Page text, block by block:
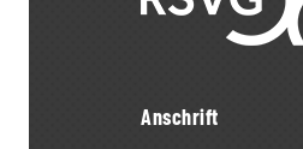
Anschrift